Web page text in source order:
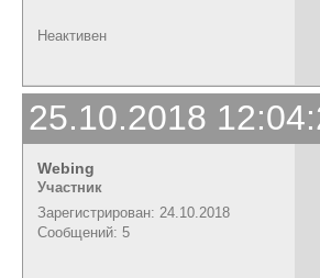
Неактивен
25.10.2018
Webing
Участник
Зарегистрирован: 24.10.2018
Сообщений: 5